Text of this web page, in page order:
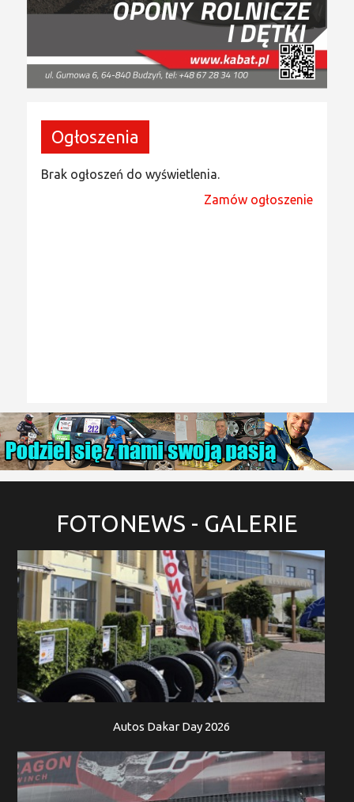
Ogłoszenia
Brak ogłoszeń do wyświetlenia.
Zamów ogłoszenie
FOTONEWS - GALERIE
Autos Dakar Day 2026